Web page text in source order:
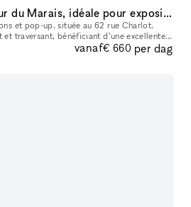
Galerie située au cœur du Marais, idéale pour expositions, pop-up et événements culturels.
et pop-up, située au 62 rue Charlot.
et traversant, bénéficiant d’une excellente
entourée de nombreuses au
vanaf€ 660 per dag